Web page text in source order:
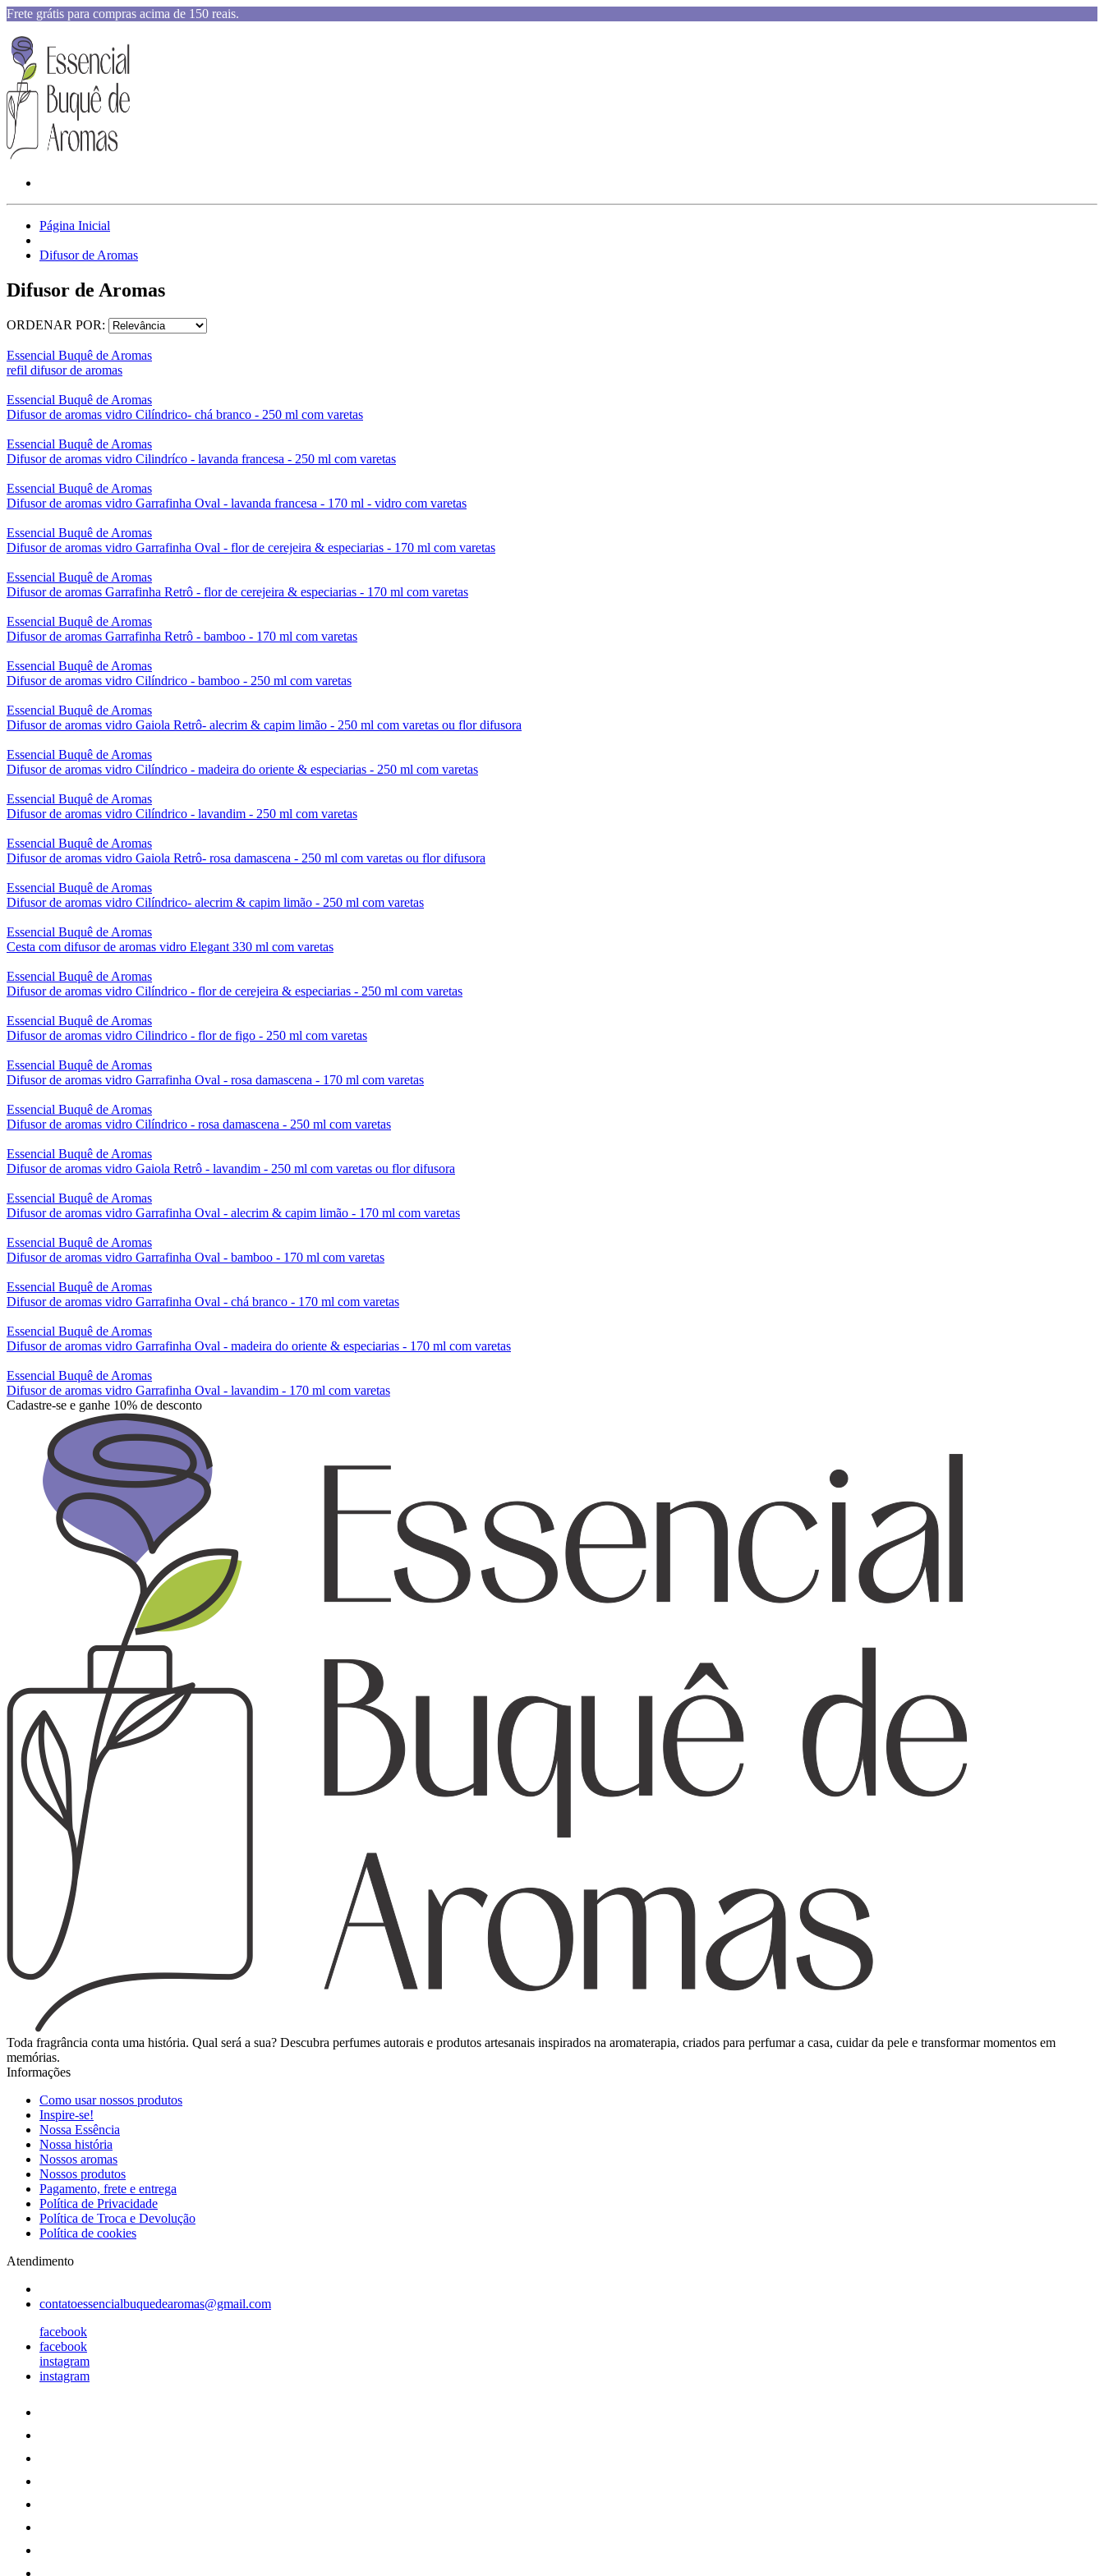
Frete grátis para compras acima de 150 reais.
Página Inicial
Difusor de Aromas
Difusor de Aromas
ORDENAR POR:
Essencial Buquê de Aromas
refil difusor de aromas
Essencial Buquê de Aromas
Difusor de aromas vidro Cilíndrico- chá branco - 250 ml com varetas
Essencial Buquê de Aromas
Difusor de aromas vidro Cilindríco - lavanda francesa - 250 ml com varetas
Essencial Buquê de Aromas
Difusor de aromas vidro Garrafinha Oval - lavanda francesa - 170 ml - vidro com varetas
Essencial Buquê de Aromas
Difusor de aromas vidro Garrafinha Oval - flor de cerejeira & especiarias - 170 ml com varetas
Essencial Buquê de Aromas
Difusor de aromas Garrafinha Retrô - flor de cerejeira & especiarias - 170 ml com varetas
Essencial Buquê de Aromas
Difusor de aromas Garrafinha Retrô - bamboo - 170 ml com varetas
Essencial Buquê de Aromas
Difusor de aromas vidro Cilíndrico - bamboo - 250 ml com varetas
Essencial Buquê de Aromas
Difusor de aromas vidro Gaiola Retrô- alecrim & capim limão - 250 ml com varetas ou flor difusora
Essencial Buquê de Aromas
Difusor de aromas vidro Cilíndrico - madeira do oriente & especiarias - 250 ml com varetas
Essencial Buquê de Aromas
Difusor de aromas vidro Cilíndrico - lavandim - 250 ml com varetas
Essencial Buquê de Aromas
Difusor de aromas vidro Gaiola Retrô- rosa damascena - 250 ml com varetas ou flor difusora
Essencial Buquê de Aromas
Difusor de aromas vidro Cilíndrico- alecrim & capim limão - 250 ml com varetas
Essencial Buquê de Aromas
Cesta com difusor de aromas vidro Elegant 330 ml com varetas
Essencial Buquê de Aromas
Difusor de aromas vidro Cilíndrico - flor de cerejeira & especiarias - 250 ml com varetas
Essencial Buquê de Aromas
Difusor de aromas vidro Cilindrico - flor de figo - 250 ml com varetas
Essencial Buquê de Aromas
Difusor de aromas vidro Garrafinha Oval - rosa damascena - 170 ml com varetas
Essencial Buquê de Aromas
Difusor de aromas vidro Cilíndrico - rosa damascena - 250 ml com varetas
Essencial Buquê de Aromas
Difusor de aromas vidro Gaiola Retrô - lavandim - 250 ml com varetas ou flor difusora
Essencial Buquê de Aromas
Difusor de aromas vidro Garrafinha Oval - alecrim & capim limão - 170 ml com varetas
Essencial Buquê de Aromas
Difusor de aromas vidro Garrafinha Oval - bamboo - 170 ml com varetas
Essencial Buquê de Aromas
Difusor de aromas vidro Garrafinha Oval - chá branco - 170 ml com varetas
Essencial Buquê de Aromas
Difusor de aromas vidro Garrafinha Oval - madeira do oriente & especiarias - 170 ml com varetas
Essencial Buquê de Aromas
Difusor de aromas vidro Garrafinha Oval - lavandim - 170 ml com varetas
Cadastre-se e ganhe 10% de desconto
Toda fragrância conta uma história. Qual será a sua? Descubra perfumes autorais e produtos artesanais inspirados na aromaterapia, criados para perfumar a casa, cuidar da pele e transformar momentos em
memórias.
Informações
Como usar nossos produtos
Inspire-se!
Nossa Essência
Nossa história
Nossos aromas
Nossos produtos
Pagamento, frete e entrega
Política de Privacidade
Política de Troca e Devolução
Política de cookies
Atendimento
contatoessencialbuquedearomas@gmail.com
facebook
facebook
instagram
instagram